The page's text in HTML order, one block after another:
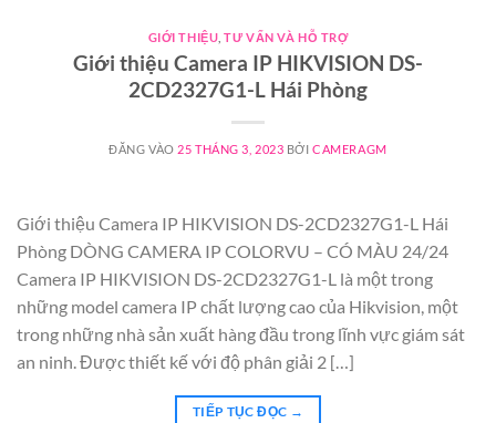
GIỚI THIỆU ,TƯ VẤN VÀ HỖ TRỢ
Giới thiệu Camera IP HIKVISION DS-
2CD2327G1-L Hái Phòng
ĐĂNG VÀO 25 THÁNG 3, 2023 BỞICAMERAGM
Giới thiệu Camera IP HIKVISION DS-2CD2327G1-L Hái
Phòng DÒNG CAMERA IP COLORVU – CÓ MÀU 24/24
Camera IP HIKVISION DS-2CD2327G1-L là một trong
những model camera IP chất lượng cao của Hikvision, một
trong những nhà sản xuất hàng đầu trong lĩnh vực giám sát
an ninh. Được thiết kế với độ phân giải 2 […]
TIẾP TỤC ĐỌC →